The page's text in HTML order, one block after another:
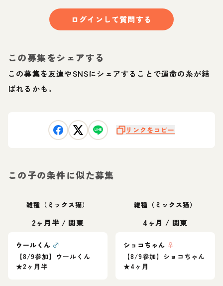
ログインして質問する
この募集をシェアする
この募集を友達やSNSにシェアすることで運命の糸が結
ばれるかも。
リンクをコピー
この子の条件に似た募集
雑種（ミックス猫）
2ヶ月半 / 関東
ウールくん ♂
【8/9参加】ウールくん
★2ヶ月半
雑種（ミックス猫）
4ヶ月 / 関東
ショコちゃん ♀
【8/9参加】ショコちゃん
★4ヶ月